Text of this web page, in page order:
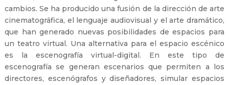
cambios. Se ha producido una fusión de la dirección de arte
cinematográfica, el lenguaje audiovisual y el arte dramático,
que han generado nuevas posibilidades de espacios para
un teatro virtual. Una alternativa para el espacio escénico
es la escenografía virtual-digital. En este tipo de
escenografía se generan escenarios que permiten a los
directores, escenógrafos y diseñadores, simular espacios